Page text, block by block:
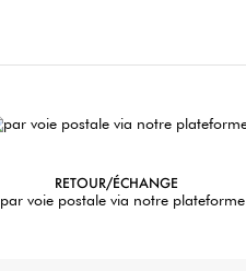
RETOUR/ÉCHANGE
par voie postale via notre plateforme